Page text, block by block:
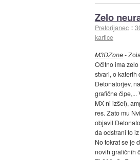
Zelo
Pretorijanec ::
kartice
M3DZone-
Očitno ima
stvari, o katerih
Detonatorjev,
grafične čipe,...
MX ni izšel),
res. Zato mu
objavil
da odstrani to
No tokrat se je
novih grafičnih